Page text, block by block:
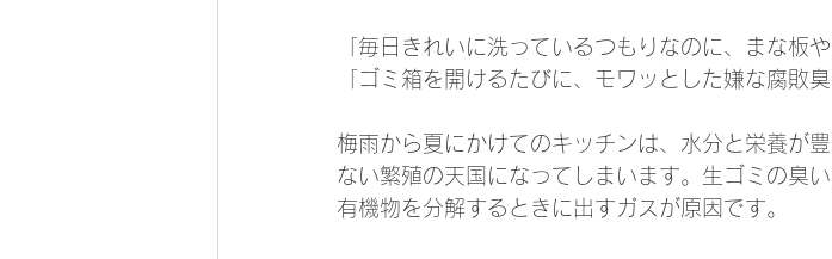
「毎日きれいに洗っているつもりなのに、まな板
「ゴミ箱を開けるたびに、モワッとした嫌な腐敗
梅雨から夏にかけてのキッチンは、水分と栄養が
ない繁殖の天国になってしまいます。生ゴミの臭
有機物を分解するときに出すガスが原因です。